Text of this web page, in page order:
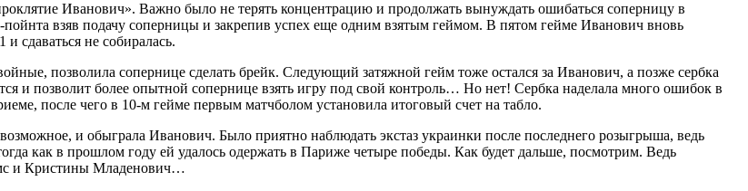
Иванович». Важно было не терять концентрацию и продолжать вынуждать ошибаться соперницу в
взяв подачу соперницы и закрепив успех еще одним взятым геймом. В пятом гейме Иванович вновь
сдаваться не собиралась.
позволила сопернице сделать брейк. Следующий затяжной гейм тоже остался за Иванович, а позже сербка
и позволит более опытной сопернице взять игру под свой контроль… Но нет! Сербка наделала много ошибок в
после чего в 10-м гейме первым матчболом установила итоговый счет на табло.
и обыграла Иванович. Было приятно наблюдать экстаз украинки после последнего розыгрыша, ведь
как в прошлом году ей удалось одержать в Париже четыре победы. Как будет дальше, посмотрим. Ведь
и Кристины Младенович…